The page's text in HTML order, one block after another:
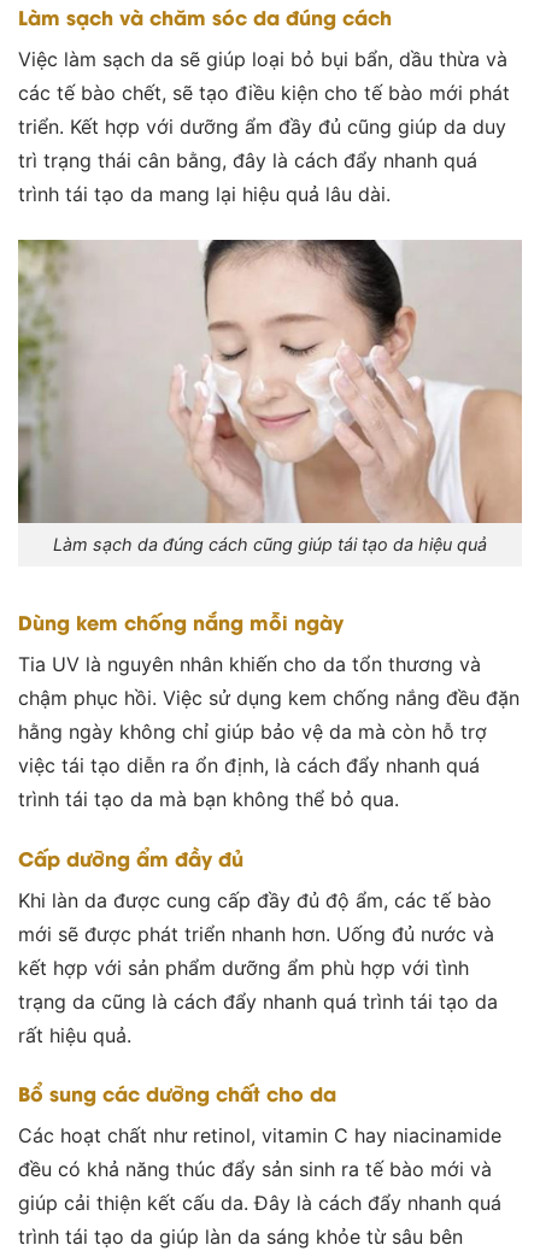
Làm sạch và chăm sóc da đúng cách
Việc làm sạch da sẽ giúp loại bỏ bụi bẩn, dầu thừa và
các tế bào chết, sẽ tạo điều kiện cho tế bào mới phát
triển. Kết hợp với dưỡng ẩm đầy đủ cũng giúp da duy
trì trạng thái cân bằng, đây là cách đẩy nhanh quá
trình tái tạo da mang lại hiệu quả lâu dài.
Làm sạch da đúng cách cũng giúp tái tạo da hiệu quả
Dùng kem chống nắng mỗi ngày
Tia UV là nguyên nhân khiến cho da tổn thương và
chậm phục hồi. Việc sử dụng kem chống nắng đều đặn
hằng ngày không chỉ giúp bảo vệ da mà còn hỗ trợ
việc tái tạo diễn ra ổn định, là cách đẩy nhanh quá
trình tái tạo da mà bạn không thể bỏ qua.
Cấp dưỡng ẩm đầy đủ
Khi làn da được cung cấp đầy đủ độ ẩm, các tế bào
mới sẽ được phát triển nhanh hơn. Uống đủ nước và
kết hợp với sản phẩm dưỡng ẩm phù hợp với tình
trạng da cũng là cách đẩy nhanh quá trình tái tạo da
rất hiệu quả.
Bổ sung các dưỡng chất cho da
Các hoạt chất như retinol, vitamin C hay niacinamide
đều có khả năng thúc đẩy sản sinh ra tế bào mới và
giúp cải thiện kết cấu da. Đây là cách đẩy nhanh quá
trình tái tạo da giúp làn da sáng khỏe từ sâu bên